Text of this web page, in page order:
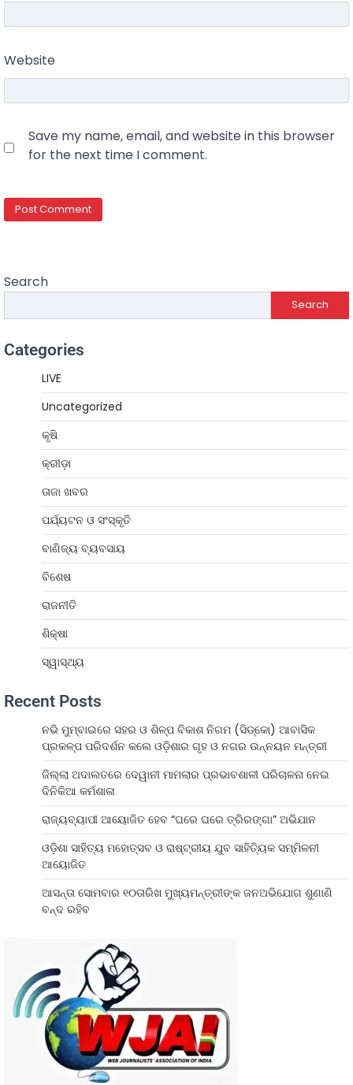
Website
Save my name, email, and website in this browser
for the next time I comment.
Search
Search
Categories
LIVE
Uncategorized
କୃଷି
କ୍ରୀଡ଼ା
ତାଜା ଖବର
ପର୍ଯ୍ୟଟନ ଓ ସଂସ୍କୃତି
ବାଣିଜ୍ୟ ବ୍ୟବସାୟ
ବିଶେଷ
ରାଜନୀତି
ଶିକ୍ଷା
ସ୍ୱାସ୍ଥ୍ୟ
Recent Posts
ନଭି ମୁମ୍ବାଇରେ ସହର ଓ ଶିଳ୍ପ ବିକାଶ ନିଗମ (ସିଡ୍‌କୋ) ଆବାସିକ
ପ୍ରକଳ୍ପ ପରିଦର୍ଶନ କଲେ ଓଡ଼ିଶାର ଗୃହ ଓ ନଗର ଉନ୍ନୟନ ମନ୍ତ୍ରୀ
ଜିଲ୍ଲା ଅଦାଲତରେ ଦେୱାନୀ ମାମଲାର ପ୍ରଭାବଶାଳୀ ପରିଚାଳନା ନେଇ
ଦିନିକିଆ କର୍ମଶାଳା
ରାଜ୍ୟବ୍ୟାପୀ ଆୟୋଜିତ ହେବ “ଘରେ ଘରେ ତ୍ରିରଙ୍ଗା” ଅଭିଯାନ
ଓଡ଼ିଶା ସାହିତ୍ୟ ମହୋତ୍ସବ ଓ ରାଷ୍ଟ୍ରୀୟ ଯୁବ ସାହିତ୍ୟିକ ସମ୍ମିଳନୀ
ଆୟୋଜିତ
ଆସନ୍ତା ସୋମବାର ୧୦ତାରିଖ ମୁଖ୍ୟମନ୍ତ୍ରୀଙ୍କ ଜନଅଭିଯୋଗ ଶୁଣାଣି
ବନ୍ଦ ରହିବ